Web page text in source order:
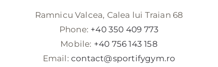
Ramnicu Valcea, Calea lui Traian 68
Phone: +40 350 409 773
Mobile: +40 756 143 158
Email: contact@sportifygym.ro